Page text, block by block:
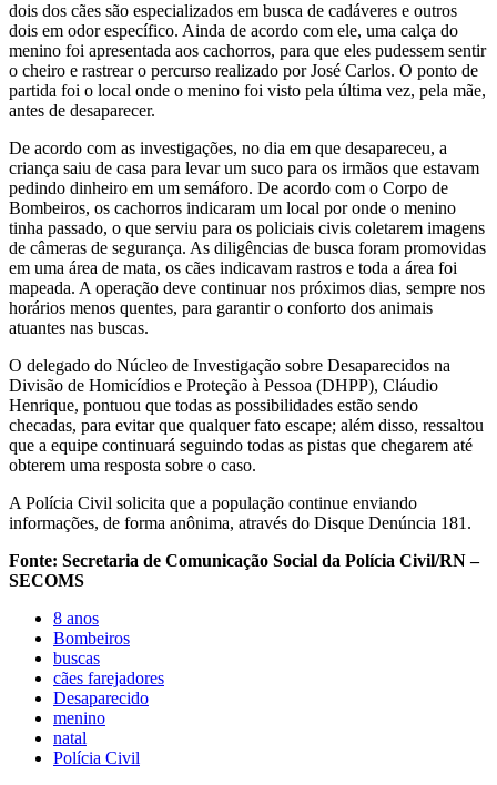
dois dos cães são especializados em busca de cadáveres e outros
dois em odor específico. Ainda de acordo com ele, uma calça do
menino foi apresentada aos cachorros, para que eles pudessem sentir
o cheiro e rastrear o percurso realizado por José Carlos. O ponto de
partida foi o local onde o menino foi visto pela última vez, pela mãe,
antes de desaparecer.
De acordo com as investigações, no dia em que desapareceu, a
criança saiu de casa para levar um suco para os irmãos que estavam
pedindo dinheiro em um semáforo. De acordo com o Corpo de
Bombeiros, os cachorros indicaram um local por onde o menino
tinha passado, o que serviu para os policiais civis coletarem imagens
de câmeras de segurança. As diligências de busca foram promovidas
em uma área de mata, os cães indicavam rastros e toda a área foi
mapeada. A operação deve continuar nos próximos dias, sempre nos
horários menos quentes, para garantir o conforto dos animais
atuantes nas buscas.
O delegado do Núcleo de Investigação sobre Desaparecidos na
Divisão de Homicídios e Proteção à Pessoa (DHPP), Cláudio
Henrique, pontuou que todas as possibilidades estão sendo
checadas, para evitar que qualquer fato escape; além disso, ressaltou
que a equipe continuará seguindo todas as pistas que chegarem até
obterem uma resposta sobre o caso.
A Polícia Civil solicita que a população continue enviando
informações, de forma anônima, através do Disque Denúncia 181.
Fonte: Secretaria de Comunicação Social da Polícia Civil/RN –
SECOMS
8 anos
Bombeiros
buscas
cães farejadores
Desaparecido
menino
natal
Polícia Civil